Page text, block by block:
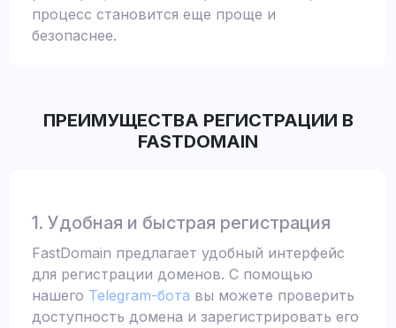
процесс становится еще проще и
безопаснее.
ПРЕИМУЩЕСТВА РЕГИСТРАЦИИ В
FASTDOMAIN
1. Удобная и быстрая регистрация
FastDomain предлагает удобный интерфейс
для регистрации доменов. С помощью
нашего Telegram-бота вы можете проверить
доступность домена и зарегистрировать его